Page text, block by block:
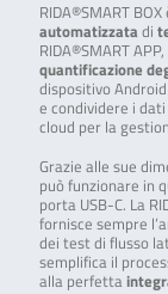
RIDA®SMART
automatizzatadi
RIDA®SMART
quantificazione
dispositivo
e condividere i
cloud per la
Grazie alle sue
può funzionare in
porta USB-C. La
fornisce sempre
dei test di flusso
semplifica il
alla perfetta